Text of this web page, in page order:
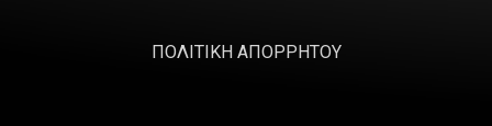
ΠΟΛΙΤΙΚΗ ΑΠΟΡΡΗΤΟΥ